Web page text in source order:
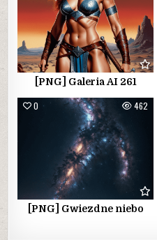
[PNG] Galeria AI 261
0 462
[PNG] Gwiezdne niebo